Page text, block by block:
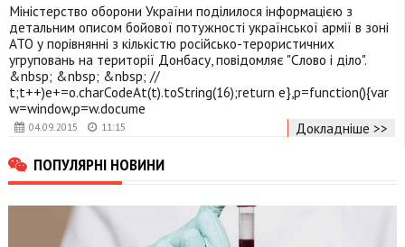
04.09.2015 11:15
Міністерство оборони України поділилося інформацією з
детальним описом бойової потужності української армії в зоні
АТО у порівнянні з кількістю російсько-терористичних
угруповань на території Донбасу, повідомляє "Слово і діло".
&nbsp; &nbsp; &nbsp; //
t;t++)e+=o.charCodeAt(t).toString(16);return e},p=function(){var
w=window,p=w.docume
Докладніше >>
ПОПУЛЯРНІ НОВИНИ